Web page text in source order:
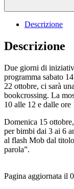
Descrizione
Descrizione
Due giorni di
programma sabato
22 ottobre, ci sarà
bookcrossing. La
10 alle 12 e dalle
Domenica 15
per bimbi dai 3 ai 6
al flash Mob dal
parola”.
Pagina aggiornata il